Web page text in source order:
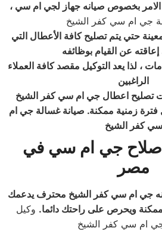
بخصوص صيانه جهاز لجي ام سي ،
جي ام سي كفر الشيخ
حتي يتم تصليح كافة الأعطال التي
عن القيام بوظائفه
، لذا يعد التوكيل مقصد كافة العملاء
الراغبين
تصليح اعطال جي ام سي كفر الشيخ
زمنية ممكنة. صيانة غسالة جي ام
سي كفر الشيخ
جي ام سي في
مصر
جي ام سي كفر الشيخ محترف يدعمك
ويحرص على راحتك دائما. وكيل
ام سي كفر الشيخ